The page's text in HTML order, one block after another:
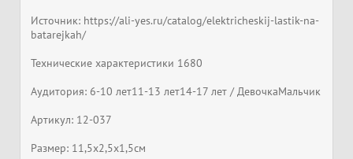
Источник: https://ali-yes.ru/catalog/elektricheskij-lastik-na-
batarejkah/
Технические характеристики 1680
Аудитория: 6-10 лет11-13 лет14-17 лет / ДевочкаМальчик
Артикул: 12-037
Размер: 11,5х2,5х1,5см